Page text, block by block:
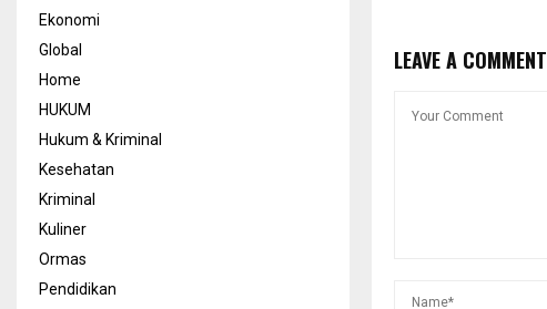
LEAVE A COMMENT
Ekonomi
Global
Home
HUKUM
Hukum & Kriminal
Kesehatan
Kriminal
Kuliner
Ormas
Pendidikan